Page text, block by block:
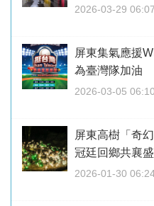
2026-03-29 06:07
屏東集氣應援
為臺灣隊加油
2026-03-05 06:10
屏東高樹「奇
冠廷回鄉共襄
2026-01-30